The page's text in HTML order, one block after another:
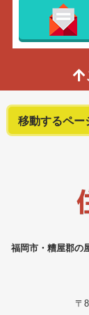
福岡市・糟屋郡の
〒